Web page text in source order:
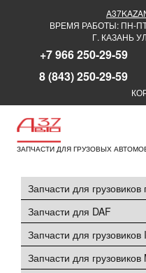
ВРЕМЯ РАБОТЫ: ПН-ПТ
Г. КАЗАНЬ
+7 966 250-29-59
8 (843) 250-29-59
ЗАПЧАСТИ ДЛЯ ГРУЗОВЫХ
Запчасти для грузовиков
Запчасти для DAF
Запчасти для грузовиков
Запчасти для грузовиков